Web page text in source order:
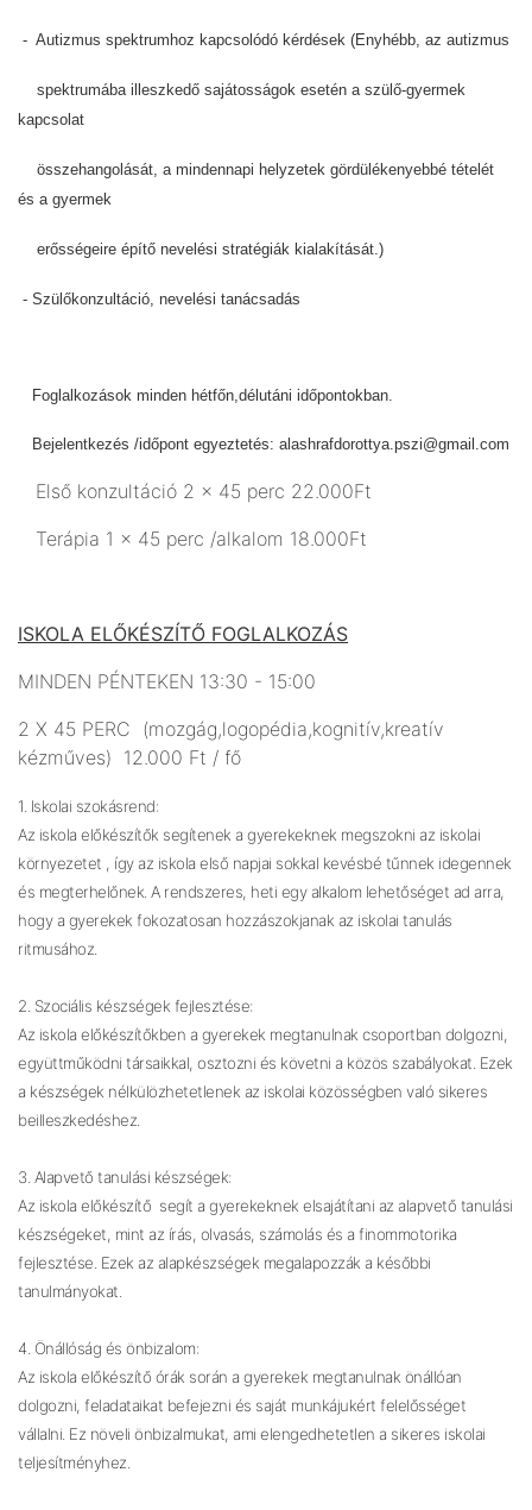
- Autizmus spektrumhoz kapcsolódó kérdések (Enyhébb, az autizmus
spektrumába illeszkedő sajátosságok esetén a szülő-gyermek
kapcsolat
összehangolását, a mindennapi helyzetek gördülékenyebbé tételét
és a gyermek
erősségeire építő nevelési stratégiák kialakítását.)
- Szülőkonzultáció, nevelési tanácsadás
Foglalkozások minden hétfőn,délutáni időpontokban.
Bejelentkezés /időpont egyeztetés: alashrafdorottya.pszi@gmail.com
Első konzultáció 2 x 45 perc 22.000Ft
Terápia 1 x 45 perc /alkalom 18.000Ft
ISKOLA ELŐKÉSZÍTŐ FOGLALKOZÁS
MINDEN PÉNTEKEN 13:30 - 15:00
2 X 45 PERC (mozgág,logopédia,kognitív,kreatív
kézműves) 12.000 Ft / fő
1. Iskolai szokásrend:
Az iskola előkészítők segítenek a gyerekeknek megszokni az iskolai
környezetet , így az iskola első napjai sokkal kevésbé tűnnek idegennek
és megterhelőnek. A rendszeres, heti egy alkalom lehetőséget ad arra,
hogy a gyerekek fokozatosan hozzászokjanak az iskolai tanulás
ritmusához.
2. Szociális készségek fejlesztése:
Az iskola előkészítőkben a gyerekek megtanulnak csoportban dolgozni,
együttműködni társaikkal, osztozni és követni a közös szabályokat. Ezek
a készségek nélkülözhetetlenek az iskolai közösségben való sikeres
beilleszkedéshez.
3. Alapvető tanulási készségek:
Az iskola előkészítő segít a gyerekeknek elsajátítani az alapvető tanulási
készségeket, mint az írás, olvasás, számolás és a finommotorika
fejlesztése. Ezek az alapkészségek megalapozzák a későbbi
tanulmányokat.
4. Önállóság és önbizalom:
Az iskola előkészítő órák során a gyerekek megtanulnak önállóan
dolgozni, feladataikat befejezni és saját munkájukért felelősséget
vállalni. Ez növeli önbizalmukat, ami elengedhetetlen a sikeres iskolai
teljesítményhez.